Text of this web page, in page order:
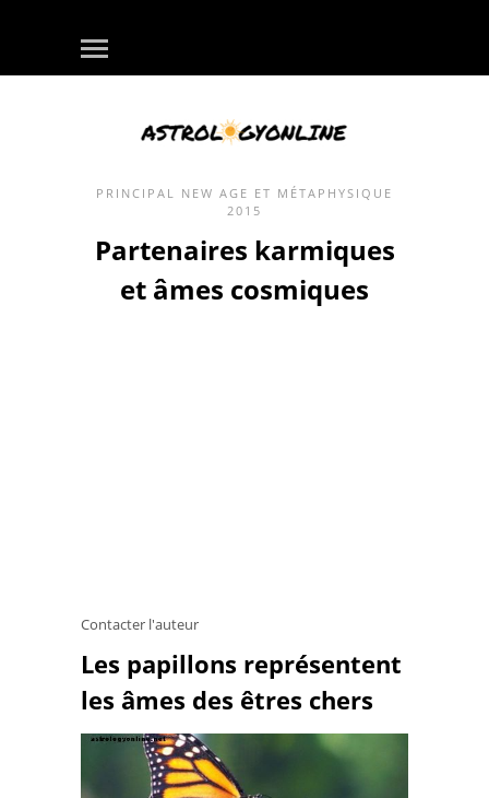
PRINCIPAL
NEW AGE ET MÉTAPHYSIQUE
2015
Partenaires karmiques
et âmes cosmiques
Contacter l'auteur
Les papillons représentent
les âmes des êtres chers